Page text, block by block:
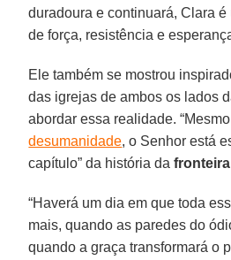
duradoura e continuará, Clara
de força, resistência e
Ele também se mostrou
das igrejas de ambos os lados
abordar essa realidade.
desumanidade, o Senhor está
capítulo” da história da fronteira
“Haverá um dia em que toda
mais, quando as paredes do
quando a graça transformará o